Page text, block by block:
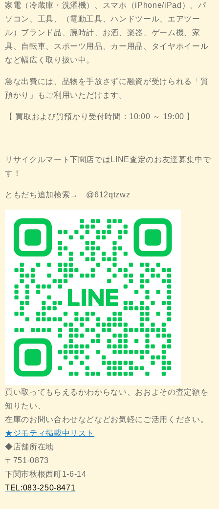
家電（冷蔵庫・洗濯機）、スマホ（iPhone/iPad）、パ
ソコン、工具、（電動工具、ハンドツール、エアツー
ル）ブランド品、腕時計、お酒、楽器、ゲーム機、家
具、自転車、スポーツ用品、カー用品、タイヤホイール
など幅広く取り扱い中。
急な出費には、品物を手放さずに融資が受けられる「質
預かり」もご利用いただけます。
【 買取および質預かり受付時間：10:00 ～ 19:00 】
リサイクルマート下関店ではLINE査定のお友達募集中で
す！
ともだち追加検索→ @612qtzwz
買い取ってもらえるかわからない、おおよその査定額を
知りたい、
在庫のお問い合わせなどなどお気軽にご活用ください。
★ジモティ掲載中リスト
◆店舗所在地
〒751-0873
下関市秋根西町1-6-14
TEL:083-250-8471